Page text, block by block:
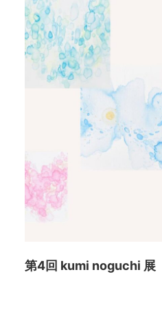
第4回 kumi noguchi 展